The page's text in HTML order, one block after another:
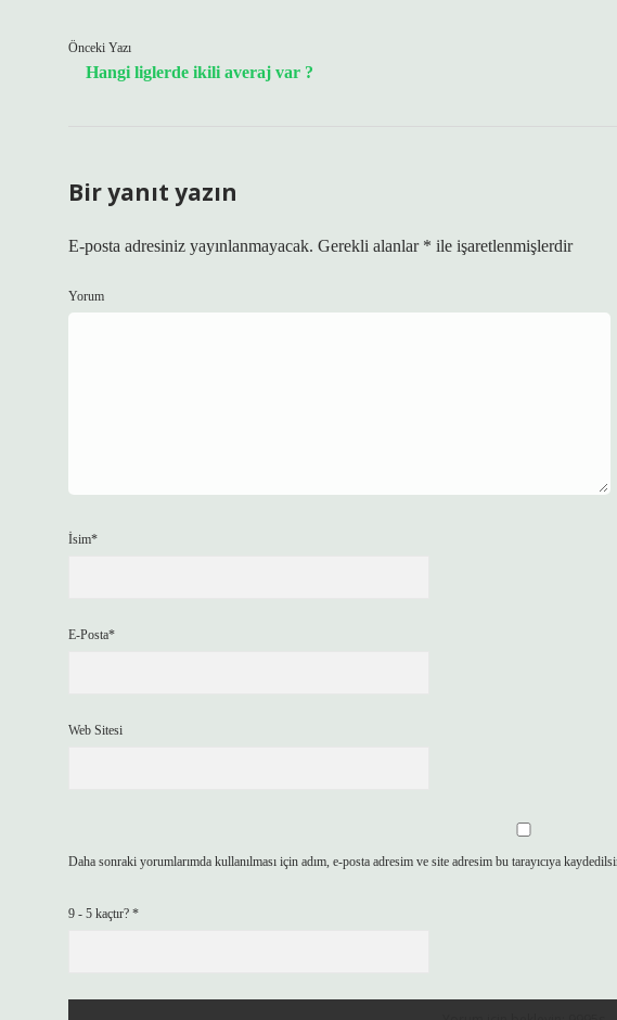
Önceki Yazı
Hangi liglerde ikili averaj var ?
Bir yanıt yazın
E-posta adresiniz yayınlanmayacak. Gerekli alanlar * ile işaretlenmişlerdir
Yorum
İsim*
E-Posta*
Web Sitesi
Daha sonraki yorumlarımda kullanılması için adım, e-posta adresim ve site adresim bu tarayıcıya
9 - 5 kaçtır? *